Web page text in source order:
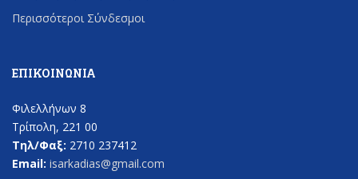
Περισσότεροι Σύνδεσμοι
ΕΠΙΚΟΙΝΩΝΊΑ
Φιλελλήνων 8
Τρίπολη, 221 00
Τηλ/Φαξ: 2710 237412
Email: isarkadias@gmail.com